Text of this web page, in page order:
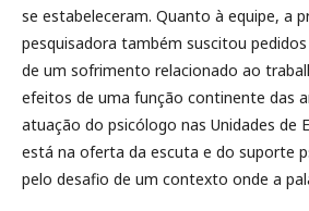
se estabeleceram. Quanto à equipe, a
pesquisadora também suscitou
de um sofrimento relacionado ao
efeitos de uma função continente das
atuação do psicólogo nas Unidades de
está na oferta da escuta e do suporte
pelo desafio de um contexto onde a